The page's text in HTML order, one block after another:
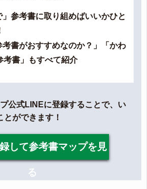
」参考書に取り組めばいいかひと
考書がおすすめなのか？」「かわ
考書」もすべて紹介
公式LINEに登録することで、い
ができます！
して参考書マップを見
る